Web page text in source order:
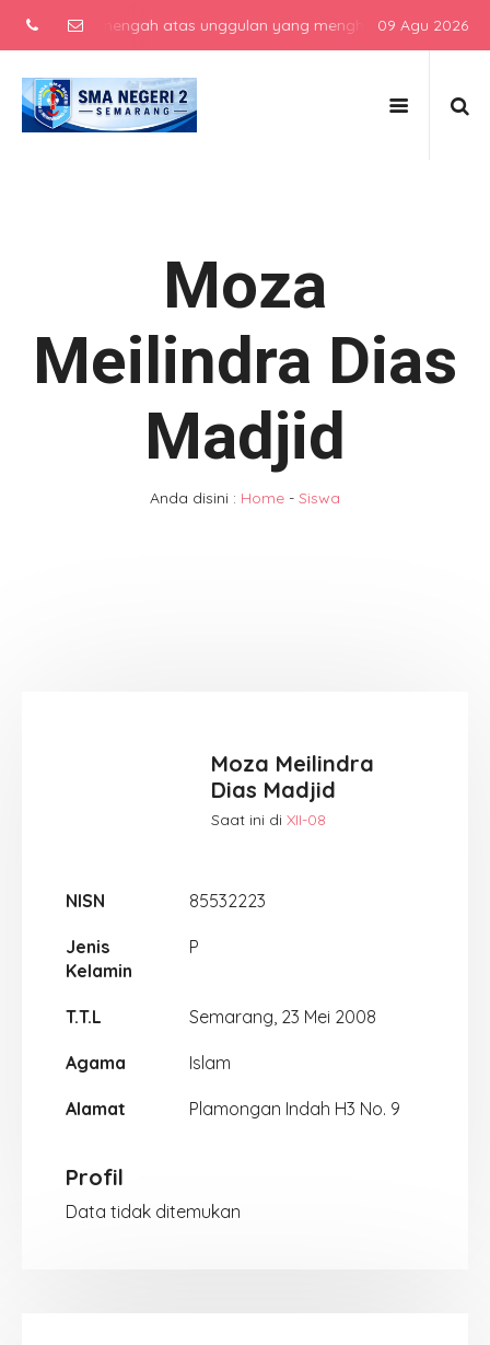
menengah atas unggulan yang menghasilkan lulusan
09 Agu 2026
Moza
Meilindra Dias
Madjid
Anda disini : Home - Siswa
Moza Meilindra
Dias Madjid
Saat ini di XII-08
NISN 85532223
Jenis
Kelamin
P
T.T.L Semarang, 23 Mei 2008
Agama Islam
Alamat Plamongan Indah H3 No. 9
Profil
Data tidak ditemukan